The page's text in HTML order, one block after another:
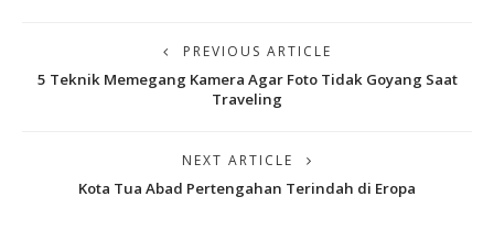
PREVIOUS ARTICLE
5 Teknik Memegang Kamera Agar Foto Tidak Goyang Saat
Traveling
NEXT ARTICLE
Kota Tua Abad Pertengahan Terindah di Eropa